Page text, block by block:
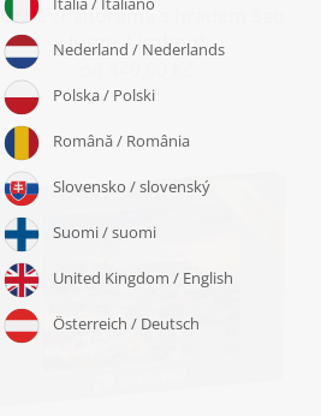
puzzle „Panorama s hradem Sao
Jorge, Lisabon“